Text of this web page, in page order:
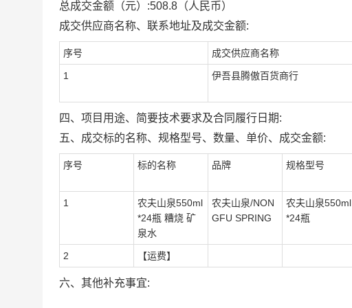
总成交金额（元）:508.8 （人民币）
成交供应商名称、联系地址及成交金额:
序号 成交供应商名称
1 伊吾县腾傲百货商行
四、项目用途、简要技术要求及合同履行日期:
五、成交标的名称、规格型号、数量、单价、成交金额:
序号 标的名称 品牌 规格型号
1
农夫山泉550ml
*24瓶 糟烧 矿
泉水
农夫山泉/NON
GFU SPRING
农夫山泉550ml
*24瓶
2 【运费】
六、其他补充事宜: